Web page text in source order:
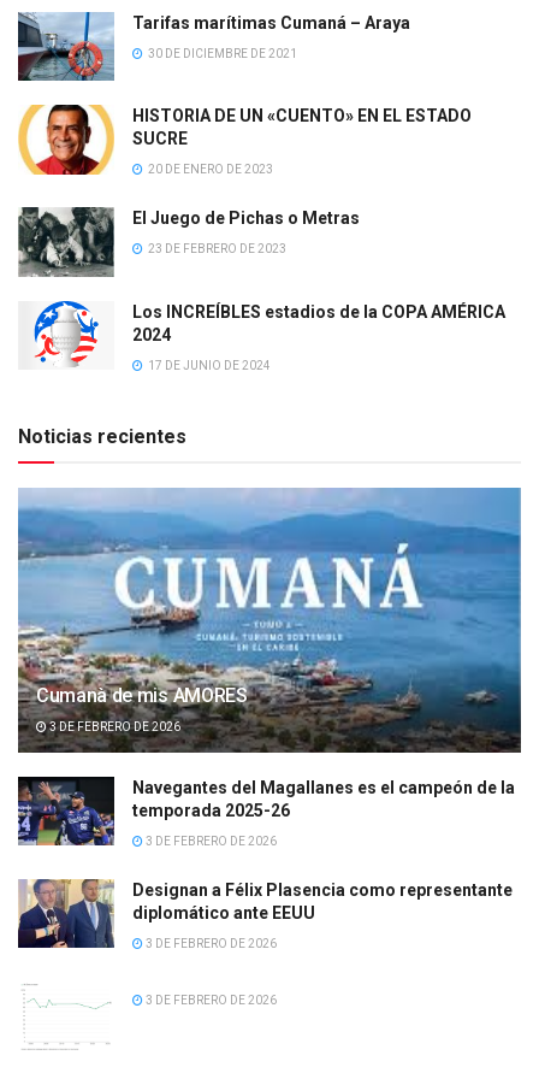
Tarifas marítimas Cumaná – Araya
30 DE DICIEMBRE DE 2021
HISTORIA DE UN «CUENTO» EN EL ESTADO
SUCRE
20 DE ENERO DE 2023
El Juego de Pichas o Metras
23 DE FEBRERO DE 2023
Los INCREÍBLES estadios de la COPA AMÉRICA
2024
17 DE JUNIO DE 2024
Noticias recientes
Cumanà de mis AMORES
3 DE FEBRERO DE 2026
Navegantes del Magallanes es el campeón de la
temporada 2025-26
3 DE FEBRERO DE 2026
Designan a Félix Plasencia como representante
diplomático ante EEUU
3 DE FEBRERO DE 2026
3 DE FEBRERO DE 2026